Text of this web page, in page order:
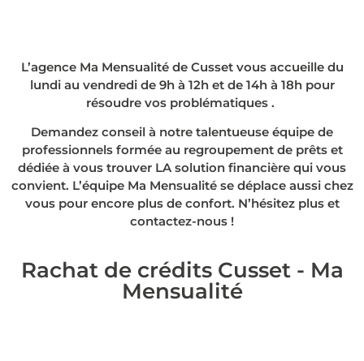
ou chez vous !
L’agence Ma Mensualité de Cusset vous accueille du
lundi au vendredi de 9h à 12h et de 14h à 18h pour
résoudre vos problématiques .
Demandez conseil à notre talentueuse équipe de
professionnels formée au regroupement de prêts et
dédiée à vous trouver LA solution financière qui vous
convient. L’équipe Ma Mensualité se déplace aussi chez
vous pour encore plus de confort. N’hésitez plus et
contactez-nous !
Rachat de crédits Cusset - Ma
Mensualité